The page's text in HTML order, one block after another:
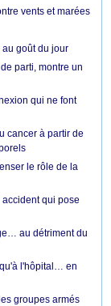
vents et marées
au goût du jour
parti, montre un
qui ne font
cancer à partir de
le rôle de la
qui pose
au détriment du
l'hôpital… en
groupes armés